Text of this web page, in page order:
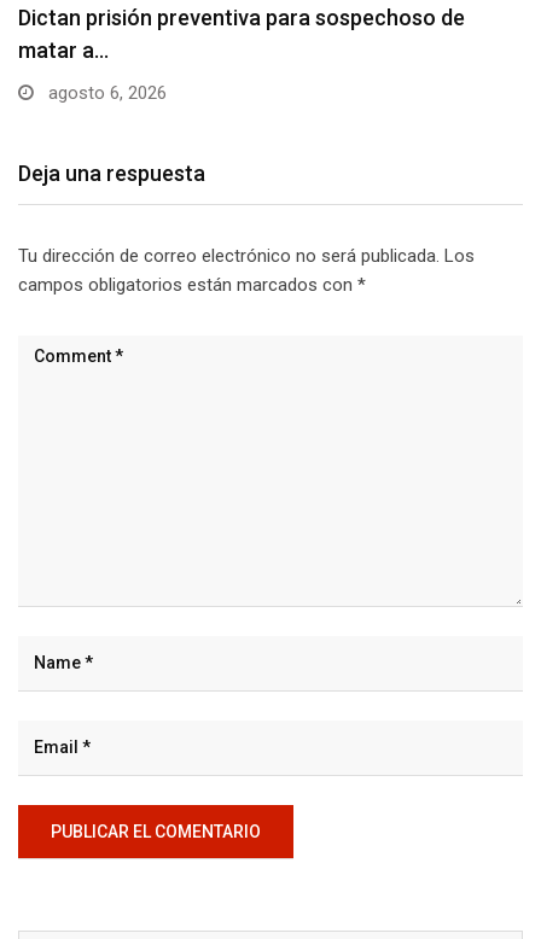
Usuarios madrugan y hacen largas filas para
obtener…
agosto 6, 2026
Deja una respuesta
Tu dirección de correo electrónico no será publicada. Los
campos obligatorios están marcados con *